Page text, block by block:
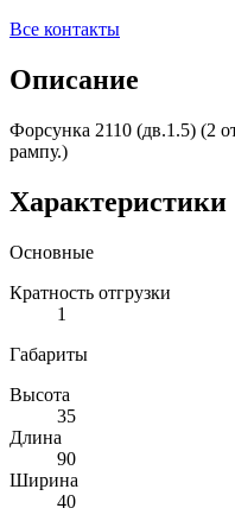
Все контакты
Описание
Форсунка 2110 (дв.1.5) (2
рампу.)
Характеристики
Основные
Кратность отгрузки
1
Габариты
Высота
35
Длина
90
Ширина
40